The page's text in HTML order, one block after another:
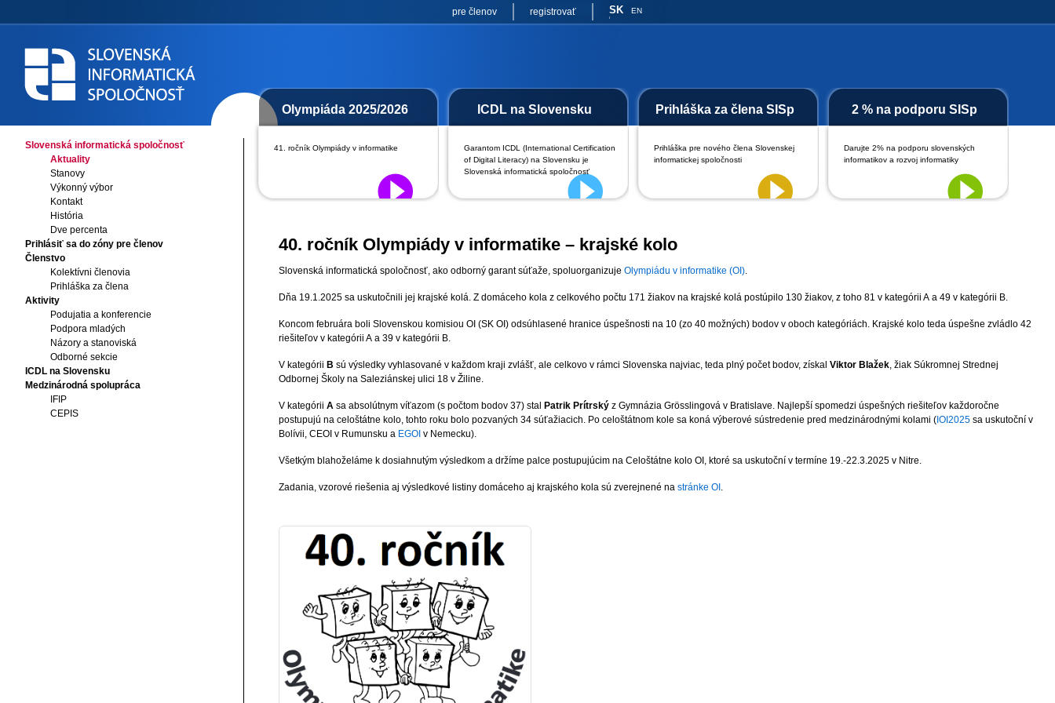
pre členov registrovať SK EN
Slovenská informatická spoločnosť
Aktuality
Stanovy
Výkonný výbor
Kontakt
História
Dve percenta
Prihlásiť sa do zóny pre členov
Členstvo
Kolektívni členovia
Prihláška za člena
Aktivity
Podujatia a konferencie
Podpora mladých
Názory a stanoviská
Odborné sekcie
ICDL na Slovensku
Medzinárodná spolupráca
IFIP
CEPIS
40. ročník Olympiády v informatike – krajské kolo
Slovenská informatická spoločnosť, ako odborný garant súťaže, spoluorganizuje Olympiádu v informatike (OI).
Dňa 19.1.2025 sa uskutočnili jej krajské kolá. Z domáceho kola z celkového počtu 171 žiakov na krajské kolá postúpilo 130 žiakov, z toho 81 v kategórii A a 49 v kategórii B.
Koncom februára boli Slovenskou komisiou OI (SK OI) odsúhlasené hranice úspešnosti na 10 (zo 40 možných) bodov v oboch kategóriách. Krajské kolo teda úspešne zvládlo 42
riešiteľov v kategórii A a 39 v kategórii B.
V kategórii B sú výsledky vyhlasované v každom kraji zvlášť, ale celkovo v rámci Slovenska najviac, teda plný počet bodov, získal Viktor Blažek, žiak Súkromnej Strednej
Odbornej Školy na Saleziánskej ulici 18 v Žiline.
V kategórii A sa absolútnym víťazom (s počtom bodov 37) stal Patrik Prítrský z Gymnázia Grösslingová v Bratislave. Najlepší spomedzi úspešných riešiteľov každoročne
postupujú na celoštátne kolo, tohto roku bolo pozvaných 34 súťažiacich. Po celoštátnom kole sa koná výberové sústredenie pred medzinárodnými kolami ( IOI2025 sa uskutoční v
Bolívii, CEOI v Rumunsku a EGOI v Nemecku).
Všetkým blahoželáme k dosiahnutým výsledkom a držíme palce postupujúcim na Celoštátne kolo OI, ktoré sa uskutoční v termíne 19.-22.3.2025 v Nitre.
Zadania, vzorové riešenia aj výsledkové listiny domáceho aj krajského kola sú zverejnené na stránke OI .
Olympiáda 2025/2026
41. ročník Olympiády v informatike
ICDL na Slovensku
Garantom ICDL (International Certification
of Digital Literacy) na Slovensku je
Slovenská informatická spoločnosť
Prihláška za člena SISp
Prihláška pre nového člena Slovenskej
informatickej spoločnosti
2 % na podporu SISp
Darujte 2% na podporu slovenských
informatikov a rozvoj informatiky